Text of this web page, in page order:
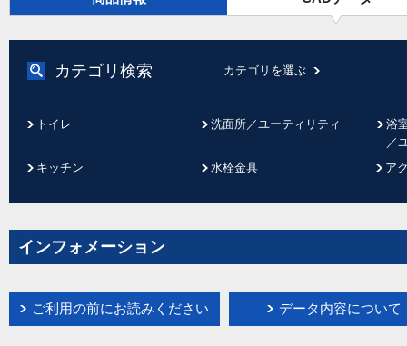
カテゴリ検索 カテゴリを選ぶ
トイレ 洗面所／ユーティリティ
浴
／
キッチン
水栓金具 ア
インフォメーション
ご利用の前にお読みください データ内容について